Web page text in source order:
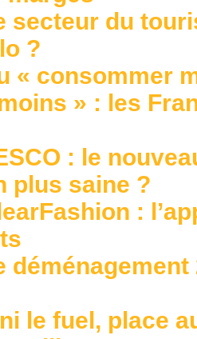
secteur du
?
« consommer
» : les
: le
plus saine ?
:
le fuel, place